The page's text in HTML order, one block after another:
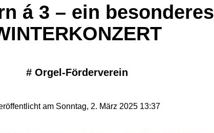
á 3 – ein besonderes
# Orgel-Förderverein
am Sonntag, 2. März 2025 13:37